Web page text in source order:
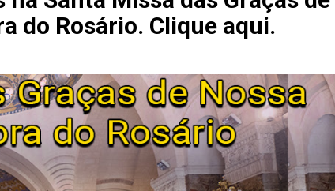
do Rosário. Clique aqui.